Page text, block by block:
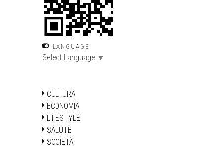
LANGUAGE
Select Language ▼
CULTURA
ECONOMIA
LIFESTYLE
SALUTE
SOCIETÀ